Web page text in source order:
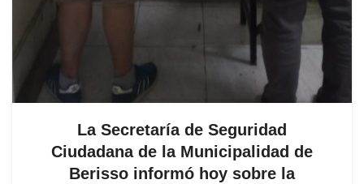
La Secretaría de Seguridad
Ciudadana de la Municipalidad de
Berisso informó hoy sobre la